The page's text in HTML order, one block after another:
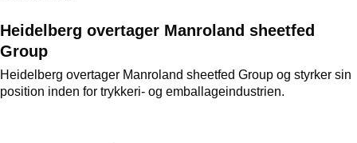
Heidelberg overtager Manroland sheetfed
Group
Heidelberg overtager Manroland sheetfed Group og styrker sin
position inden for trykkeri- og emballageindustrien.